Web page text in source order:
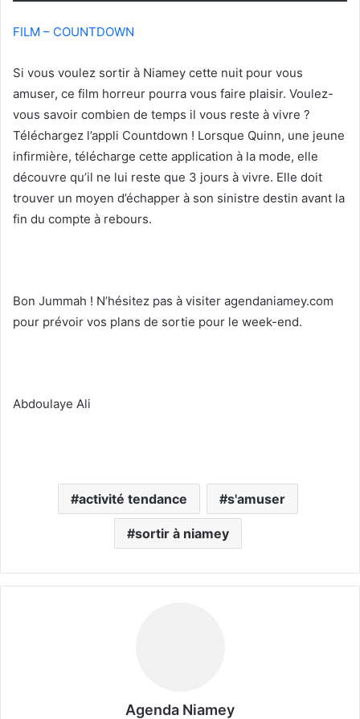
FILM – COUNTDOWN
Si vous voulez sortir à Niamey cette nuit pour vous
amuser, ce film horreur pourra vous faire plaisir. Voulez-
vous savoir combien de temps il vous reste à vivre ?
Téléchargez l’appli Countdown ! Lorsque Quinn, une jeune
infirmière, télécharge cette application à la mode, elle
découvre qu’il ne lui reste que 3 jours à vivre. Elle doit
trouver un moyen d’échapper à son sinistre destin avant la
fin du compte à rebours.
Bon Jummah ! N’hésitez pas à visiter agendaniamey.com
pour prévoir vos plans de sortie pour le week-end.
Abdoulaye Ali
activité tendance s'amuser
sortir à niamey
Agenda Niamey